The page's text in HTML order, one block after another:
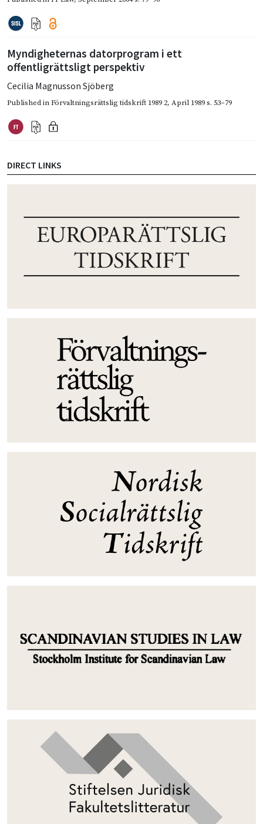
Myndigheternas datorprogram i ett
offentligrättsligt perspektiv
Cecilia Magnusson Sjöberg
Published inFörvaltningsrättslig tidskrift 1989 2, April 1989s. 53–79
DIRECT LINKS